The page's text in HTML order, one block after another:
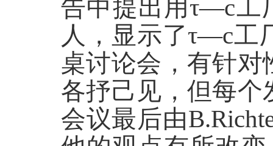
告中提出用τ—c工
人，显示了τ—c工
桌讨论会，有针
各抒己见，但每
会议最后由